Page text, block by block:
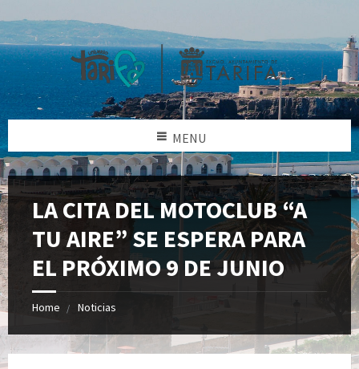
MENU
LA CITA DEL MOTOCLUB “A
TU AIRE” SE ESPERA PARA
EL PRÓXIMO 9 DE JUNIO
Home Noticias